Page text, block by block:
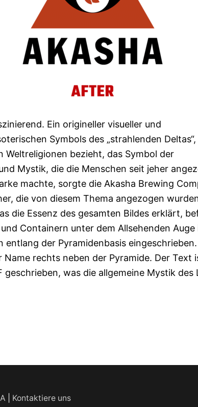
Ein origineller visueller und
Symbols des „strahlenden Deltas“,
bezieht, das Symbol der
Mystik, die die Menschen seit jeher
machte, sorgte die Akasha Brewing
die von diesem Thema angezogen
die Essenz des gesamten Bildes erklärt,
Containern unter dem Allsehenden Auge
der Pyramidenbasis
rechts neben der Pyramide. Der Text
was die allgemeine Mystik des
Kontaktiere uns